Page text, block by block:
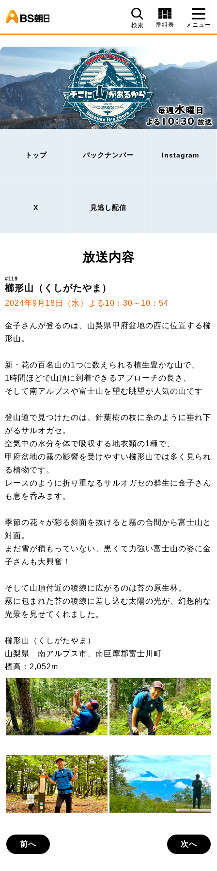
検索 番組表 メニュー
トップ バックナンバー Instagram
X 見逃し配信
放送内容
#119
櫛形山（くしがたやま）
2024年9月18日（水）よる10：30～10：54
金子さんが登るのは、山梨県甲府盆地の西に位置する櫛
形山。
新・花の百名山の1つに数えられる植生豊かな山で、
1時間ほどで山頂に到着できるアプローチの良さ、
そして南アルプスや富士山を望む眺望が人気の山です
登山道で見つけたのは、針葉樹の枝に糸のように垂れ下
がるサルオガセ。
空気中の水分を体で吸収する地衣類の1種で、
甲府盆地の霧の影響を受けやすい櫛形山では多く見られ
る植物です。
レースのように折り重なるサルオガセの群生に金子さん
も息を呑みます。
季節の花々が彩る斜面を抜けると霧の合間から富士山と
対面。
まだ雪が積もっていない、黒くて力強い富士山の姿に金
子さんも大興奮！
そして山頂付近の稜線に広がるのは苔の原生林。
霧に包まれた苔の稜線に差し込む太陽の光が、幻想的な
光景を見せてくれました。
櫛形山（くしがたやま）
山梨県 南アルプス市、南巨摩郡富士川町
標高：2,052m
前へ 次へ